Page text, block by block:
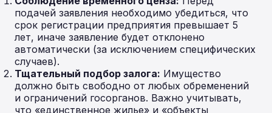
подачей заявления необходимо убедиться, что
срок регистрации предприятия превышает 5
лет, иначе заявление будет отклонено
автоматически (за исключением специфических
случаев).
Тщательный подбор залога: Имущество
должно быть свободно от любых обременений
и ограничений госорганов. Важно учитывать,
что «единственное жилье» и «объекты